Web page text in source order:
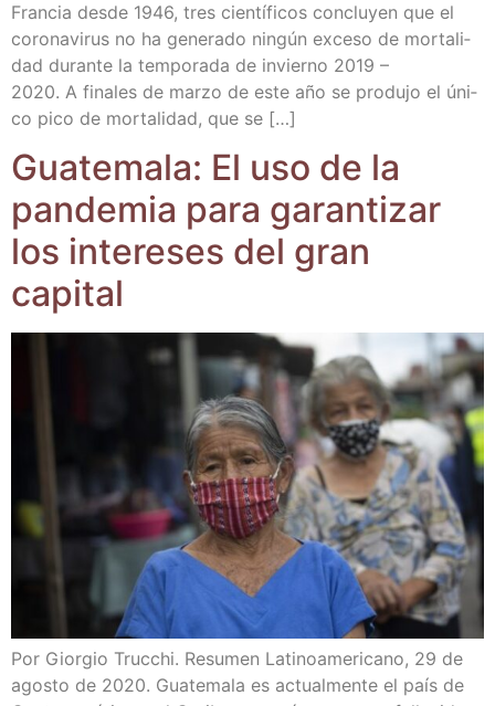
Fran­cia des­de 1946, tres cien­tí­fi­cos con­clu­yen que el
coro­na­vi­rus no ha gene­ra­do nin­gún exce­so de mor­ta­li­
dad duran­te la tem­po­ra­da de invierno 2019 –
2020. A fina­les de mar­zo de este año se pro­du­jo el úni­
co pico de mor­ta­li­dad, que se […]
Gua­te­ma­la: El uso de la
pan­de­mia para garan­ti­zar
los intere­ses del gran
capital
Por Gior­gio Truc­chi. Resu­men Lati­no­ame­ri­cano, 29 de
agos­to de 2020. Gua­te­ma­la es actual­men­te el país de